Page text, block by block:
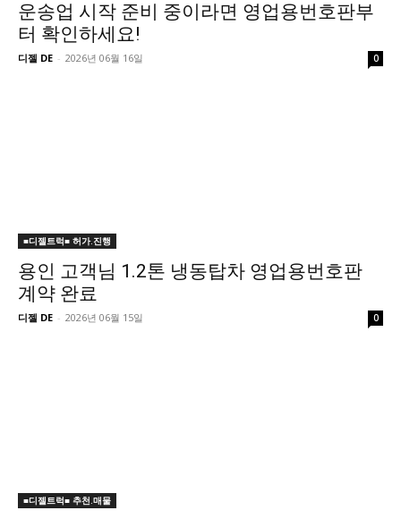
운송업 시작 준비 중이라면 영업용번호판부
터 확인하세요!
디젤 DE - 2026년 06월 16일 0
■디젤트럭■ 허가.진행
용인 고객님 1.2톤 냉동탑차 영업용번호판
계약 완료
디젤 DE - 2026년 06월 15일 0
■디젤트럭■ 추천.매물